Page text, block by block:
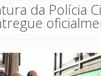
da Polícia